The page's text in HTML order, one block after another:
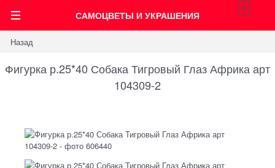
САМОЦВЕТЫ И УКРАШЕНИЯ
0
Назад
Фигурка р.25*40 Собака Тигровый Глаз Африка арт
104309-2